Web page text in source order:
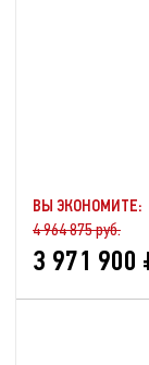
ВЫ ЭКОНОМИТЕ:
4 964 875 руб.
3 971 900